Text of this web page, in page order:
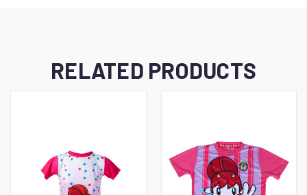
RELATED PRODUCTS